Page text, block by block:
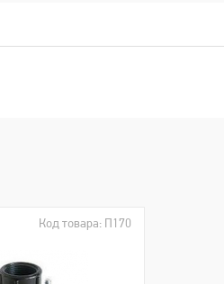
Код товара: П170